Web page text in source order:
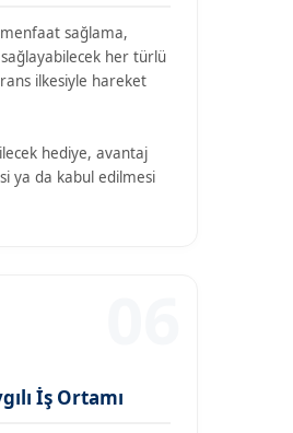
sağlama,
sağlayabilecek her türlü
ilkesiyle hareket
hediye, avantaj
ya da kabul edilmesi
İş Ortamı